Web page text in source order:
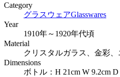
Category
グラスウェアGlasswares
Year
1910年～1920年代頃
Material
クリスタルガラス、金彩
Dimensions
ボトル：H 21cm W 9.2cm